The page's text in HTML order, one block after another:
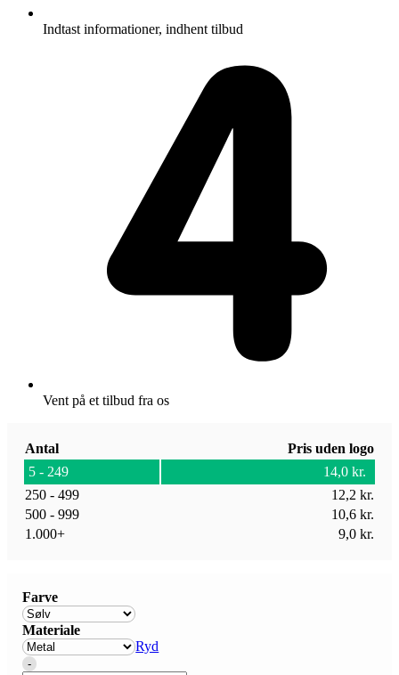
Indtast informationer, indhent tilbud
Vent på et tilbud fra os
Antal
Pris uden logo
5 - 249
14,0 kr.
250 - 499
12,2 kr.
500 - 999
10,6 kr.
1.000+
9,0 kr.
Farve
Materiale
Ryd
Quantity
-